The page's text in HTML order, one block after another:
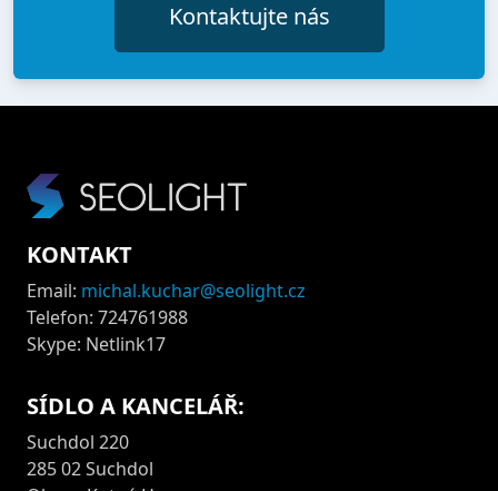
Kontaktujte nás
KONTAKT
Email: michal.kuchar@seolight.cz
Telefon: 724761988
Skype: Netlink17
SÍDLO A KANCELÁŘ:
Suchdol 220
285 02 Suchdol